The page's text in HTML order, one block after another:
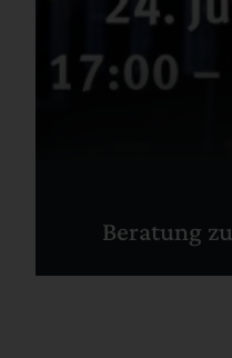
Beratung